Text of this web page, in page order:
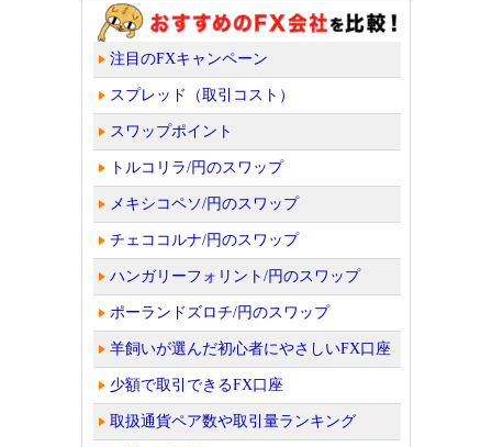
注目のFXキャンペーン
スプレッド（取引コスト）
スワップポイント
トルコリラ/円のスワップ
メキシコペソ/円のスワップ
チェココルナ/円のスワップ
ハンガリーフォリント/円のスワップ
ポーランドズロチ/円のスワップ
羊飼いが選んだ初心者にやさしいFX口座
少額で取引できるFX口座
取扱通貨ペア数や取引量ランキング